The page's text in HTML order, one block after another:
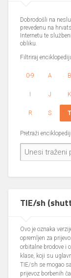
Dobrodošli na
prevedenu na
Internetu te
obliku.
Filtriraj
0-9 A B
I J K
R S T
Pretraži
TIE/sh
Ovo je oznaka
opremljen za
orbitalne brodove i
klase, koji su
TIE/sh se mogao
prijevoz borbenih